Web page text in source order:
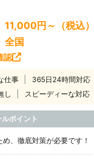
11,000円～（税込）
全国
認
仕事 365日24時間対応
し スピーディーな対応
ルポイント
、徹底対策が必要です！